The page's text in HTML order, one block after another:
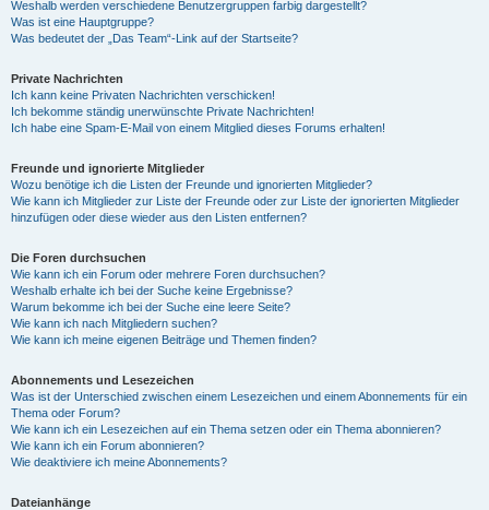
Weshalb werden verschiedene Benutzergruppen farbig dargestellt?
Was ist eine Hauptgruppe?
Was bedeutet der „Das Team“-Link auf der Startseite?
Private Nachrichten
Ich kann keine Privaten Nachrichten verschicken!
Ich bekomme ständig unerwünschte Private Nachrichten!
Ich habe eine Spam-E-Mail von einem Mitglied dieses Forums erhalten!
Freunde und ignorierte Mitglieder
Wozu benötige ich die Listen der Freunde und ignorierten Mitglieder?
Wie kann ich Mitglieder zur Liste der Freunde oder zur Liste der ignorierten Mitglieder
hinzufügen oder diese wieder aus den Listen entfernen?
Die Foren durchsuchen
Wie kann ich ein Forum oder mehrere Foren durchsuchen?
Weshalb erhalte ich bei der Suche keine Ergebnisse?
Warum bekomme ich bei der Suche eine leere Seite?
Wie kann ich nach Mitgliedern suchen?
Wie kann ich meine eigenen Beiträge und Themen finden?
Abonnements und Lesezeichen
Was ist der Unterschied zwischen einem Lesezeichen und einem Abonnements für ein
Thema oder Forum?
Wie kann ich ein Lesezeichen auf ein Thema setzen oder ein Thema abonnieren?
Wie kann ich ein Forum abonnieren?
Wie deaktiviere ich meine Abonnements?
Dateianhänge